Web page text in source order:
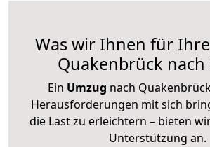
Was wir Ihnen für
Quakenbrück nach
Ein Umzug nach
Herausforderungen mit sich
die Last zu erleichtern – bieten
Unterstützung an.